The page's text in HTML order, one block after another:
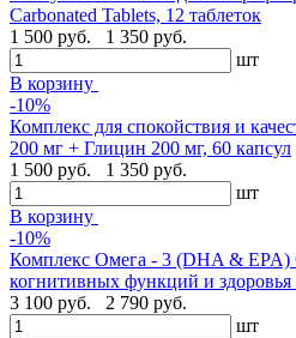
Carbonated Tablets, 12 таблеток
1 500 руб.
1 350 руб.
шт
В корзину
-10%
Комплекс для спокойствия и
200 мг + Глицин 200 мг, 60 капсул
1 500 руб.
1 350 руб.
шт
В корзину
-10%
Комплекс Омега - 3 (DHA & EPA)
когнитивных функций и здоровья
3 100 руб.
2 790 руб.
шт